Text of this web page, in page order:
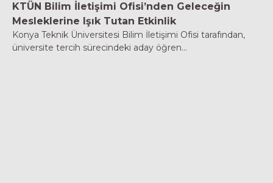
KTÜN Bilim İletişimi Ofisi’nden Geleceğin
Mesleklerine Işık Tutan Etkinlik
Konya Teknik Üniversitesi Bilim İletişimi Ofisi tarafından,
üniversite tercih sürecindeki aday öğren...